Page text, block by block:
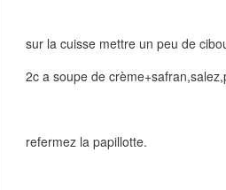
sur la cuisse mettre un peu de
2c a soupe de
refermez la papillotte.